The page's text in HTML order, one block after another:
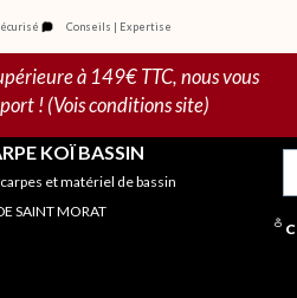
Conseils | Expertise
à 149€ TTC, nous vous
! (Vois conditions site)
KOÏ BASSIN
et matériel de bassin
SAINT MORAT